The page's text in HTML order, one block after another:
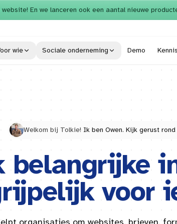
En we lanceren ook een aantal nieuwe
wie Sociale onderneming Demo Kennis
Welkom bij Tolkie! Ik ben Owen. Kijk gerust
belangrijke
voor